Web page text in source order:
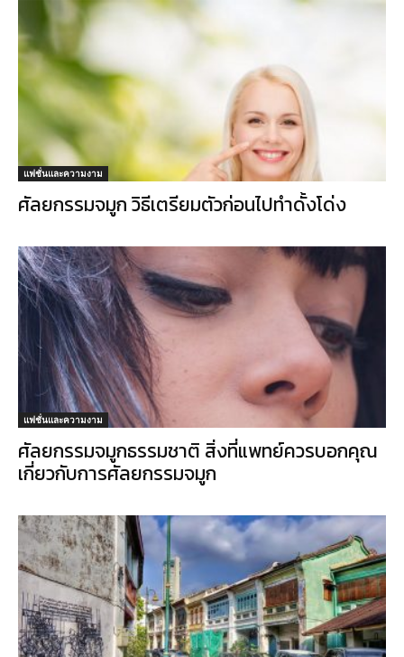
แฟชั่นและความงาม
ศัลยกรรมจมูก วิธีเตรียมตัวก่อนไปทำดั้งโด่ง
แฟชั่นและความงาม
ศัลยกรรมจมูกธรรมชาติ สิ่งที่แพทย์ควรบอกคุณ
เกี่ยวกับการศัลยกรรมจมูก